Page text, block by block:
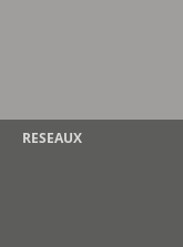
RESEAUX